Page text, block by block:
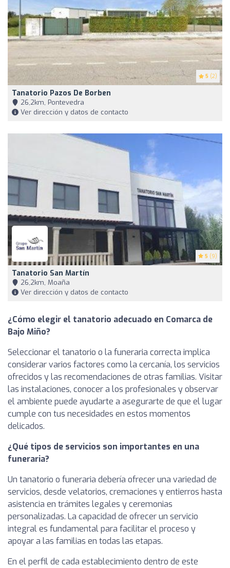
5 (2)
Tanatorio Pazos De Borben
26,2km, Pontevedra
Ver dirección y datos de contacto
5 (9)
Tanatorio San Martín
26,2km, Moaña
Ver dirección y datos de contacto
¿Cómo elegir el tanatorio adecuado en Comarca de
Bajo Miño?
Seleccionar el tanatorio o la funeraria correcta implica
considerar varios factores como la cercanía, los servicios
ofrecidos y las recomendaciones de otras familias. Visitar
las instalaciones, conocer a los profesionales y observar
el ambiente puede ayudarte a asegurarte de que el lugar
cumple con tus necesidades en estos momentos
delicados.
¿Qué tipos de servicios son importantes en una
funeraria?
Un tanatorio o funeraria debería ofrecer una variedad de
servicios, desde velatorios, cremaciones y entierros hasta
asistencia en trámites legales y ceremonias
personalizadas. La capacidad de ofrecer un servicio
integral es fundamental para facilitar el proceso y
apoyar a las familias en todas las etapas.
En el perfil de cada establecimiento dentro de este